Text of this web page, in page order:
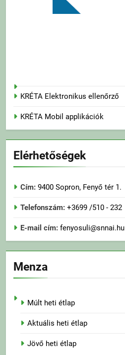
KRÉTA Elektronikus ellenőrző
KRÉTA Mobil applikációk
Elérhetőségek
Cím: 9400 Sopron, Fenyő tér 1.
Telefonszám: +3699 /510 - 232
E-mail cím: fenyosuli@snnai.hu
Menza
Múlt heti étlap
Aktuális heti étlap
Jövő heti étlap